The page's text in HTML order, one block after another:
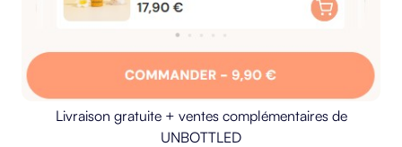
Livraison gratuite + ventes complémentaires de
UNBOTTLED